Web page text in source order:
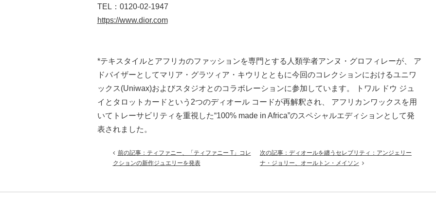
TEL：0120-02-1947
https://www.dior.com
*テキスタイルとアフリカのファッションを専門とする人類学者アンヌ・グロフィレーが、 ア
ドバイザーとしてマリア・グラツィア・キウリとともに今回のコレクションにおけるユニワ
ックス(Uniwax)およびスタジオとのコラボレーションに参加しています。 トワル ドウ ジュ
イとタロットカードという2つのディオール コードが再解釈され、 アフリカンワックスを用
いてトレーサビリティを重視した“100% made in Africa”のスペシャルエディションとして発
表されました。
前の記事：ティファニー、「ティファニー T」コレ
クションの新作ジュエリーを発表
次の記事：ディオールを纏うセレブリティ：アンジェリー
ナ・ジョリー、オールトン・メイソン